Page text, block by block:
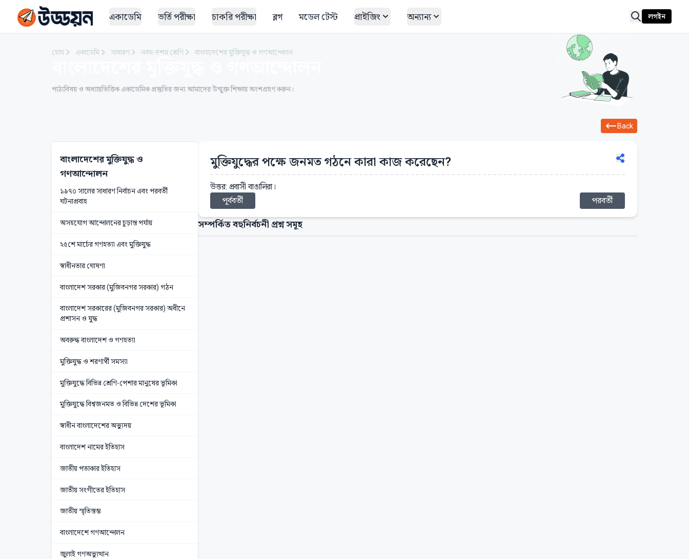
একাডেমি ভর্তি পরীক্ষা চাকরি পরীক্ষা ব্লগ মডেল টেস্ট প্রাইজিং অন্যান্য লগইন
হোম একাডেমি সাধারণ নবম-দশম শ্রেণি বাংলাদেশের মুক্তিযুদ্ধ ও গণআন্দোলন
পাঠ্যবিষয় ও অধ্যায়ভিত্তিক একাডেমিক প্রস্তুতির জন্য আমাদের উন্মুক্ত শিক্ষায় অংশগ্রহণ করুন।
Back
বাংলাদেশের মুক্তিযুদ্ধ ও
গণআন্দোলন
১৯৭০ সালের সাধারণ নির্বাচন এবং পরবর্তী
ঘটনাপ্রবাহ
অসহযোগ আন্দোলনের চূড়ান্ত পর্যায়
২৫শে মার্চের গণহত্যা এবং মুক্তিযুদ্ধ
স্বাধীনতার ঘোষণা
বাংলাদেশ সরকার (মুজিবনগর সরকার) গঠন
বাংলাদেশ সরকারের (মুজিবনগর সরকার) অধীনে
প্রশাসন ও যুদ্ধ
অবরুদ্ধ বাংলাদেশ ও গণহত্যা
মুক্তিযুদ্ধ ও শরণার্থী সমস্যা
মুক্তিযুদ্ধে বিভিন্ন শ্রেণি-পেশার মানুষের ভূমিকা
মুক্তিযুদ্ধে বিশ্বজনমত ও বিভিন্ন দেশের ভূমিকা
স্বাধীন বাংলাদেশের অভ্যুদয়
বাংলাদেশ নামের ইতিহাস
জাতীয় পতাকার ইতিহাস
জাতীয় সংগীতের ইতিহাস
জাতীয় স্মৃতিস্তম্ভ
বাংলাদেশে গণআন্দোলন
জুলাই গণঅভ্যুত্থান
মুক্তিযুদ্ধের পক্ষে জনমত গঠনে কারা কাজ করেছেন?
উত্তর: প্রবাসী বাঙালিরা।
পূর্ববর্তী
পরবর্তী
সম্পর্কিত বহুনির্বচনী প্রশ্ন সমূহ